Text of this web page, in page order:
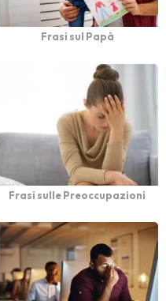
Frasi sul Papà
Frasi sulle Preoccupazioni